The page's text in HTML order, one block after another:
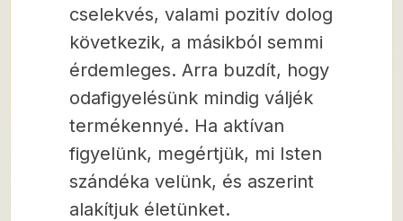
cselekvés, valami pozitív dolog
következik, a másikból semmi
érdemleges. Arra buzdít, hogy
odafigyelésünk mindig váljék
termékennyé. Ha aktívan
figyelünk, megértjük, mi Isten
szándéka velünk, és aszerint
alakítjuk életünket.